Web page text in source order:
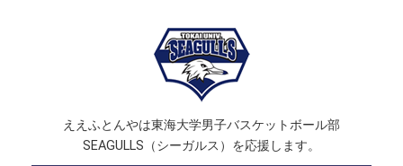
ええふとんやは東海大学男子バスケットボール部
SEAGULLS（シーガルス）を応援します。